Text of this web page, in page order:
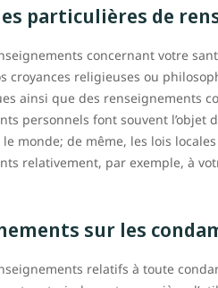
particulières de
concernant votre
croyances religieuses ou
ainsi que des renseignements
personnels font souvent
monde; de même, les lois
relativement, par exemple, à
sur les
relatifs à toute